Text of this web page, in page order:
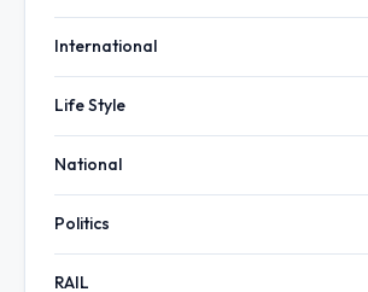
International
Life Style
National
Politics
RAIL